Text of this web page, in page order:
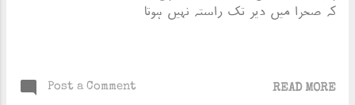
کہ صحرا میں دیر تک راستہ نہیں ہوتا
Post a Comment READ MORE